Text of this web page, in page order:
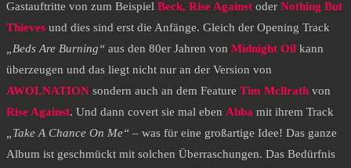
Gastauftritte von zum Beispiel Beck, Rise Against oder Nothing But
Thieves und dies sind erst die Anfänge. Gleich der Opening Track
„Beds Are Burning“ aus den 80er Jahren von Midnight Oil kann
überzeugen und das liegt nicht nur an der Version von
AWOLNATION sondern auch an dem Feature Tim Mcllrath von
Rise Against. Und dann covert sie mal eben Abba mit ihrem Track
„Take A Chance On Me“ – was für eine großartige Idee! Das ganze
Album ist geschmückt mit solchen Überraschungen. Das Bedürfnis